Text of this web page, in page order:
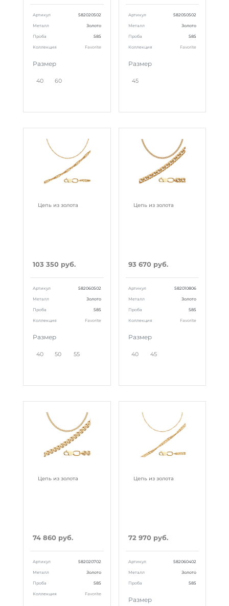
Артикул 582020502
Металл Золото
Проба 585
Коллекция Favorite
Размер
40 60
Артикул 582050502
Металл Золото
Проба 585
Коллекция Favorite
Размер
45
Цепь из золота
103 350 руб.
Артикул 582060502
Металл Золото
Проба 585
Коллекция Favorite
Размер
40 50 55
Цепь из золота
93 670 руб.
Артикул 582010806
Металл Золото
Проба 585
Коллекция Favorite
Размер
40 45
Цепь из золота
74 860 руб.
Артикул 582020702
Металл Золото
Проба 585
Коллекция Favorite
Цепь из золота
72 970 руб.
Артикул 582060402
Металл Золото
Проба 585
Размер